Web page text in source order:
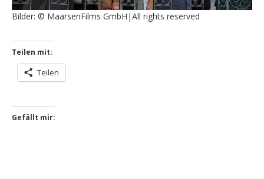
Bilder: © MaarsenFilms GmbH|All rights reserved
Teilen mit:
Teilen
Gefällt mir: